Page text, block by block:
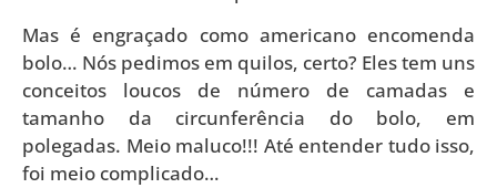
Mas é engraçado como americano encomenda
bolo… Nós pedimos em quilos, certo? Eles tem uns
conceitos loucos de número de camadas e
tamanho da circunferência do bolo, em
polegadas. Meio maluco!!! Até entender tudo isso,
foi meio complicado…